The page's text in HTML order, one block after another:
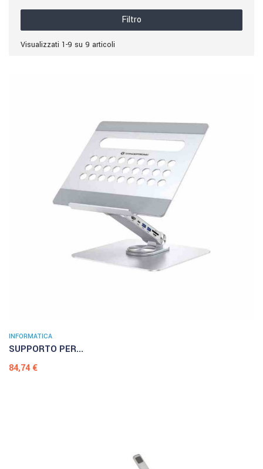
Filtro
Visualizzati 1-9 su 9 articoli
INFORMATICA
SUPPORTO PER...
Prezzo
84,74 €